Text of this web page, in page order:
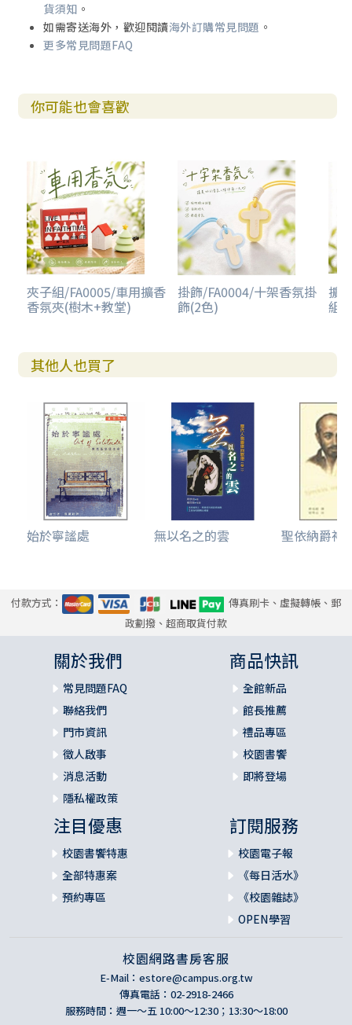
貨須知 。
如需寄送海外，歡迎閱讀海外訂購常見問題 。
更多常見問題FAQ
你可能也會喜歡
夾子組/FA0005/車用擴香
香氛夾(樹木+教堂)
掛飾/FA0004/十架香氛掛
飾(2色)
擴
組
其他人也買了
始於寧謐處 無以名之的雲 聖依納爵神
付款方式：
傳真刷卡、虛擬轉帳、郵
政劃撥、超商取貨付款
關於我們
常見問題FAQ
聯絡我們
門市資訊
徵人啟事
消息活動
隱私權政策
商品快訊
全館新品
館長推薦
禮品專區
校園書饗
即將登場
注目優惠
校園書饗特惠
全部特惠案
預約專區
訂閱服務
校園電子報
《每日活水》
《校園雜誌》
OPEN學習
校園網路書房客服
E-Mail： estore@campus.org.tw
傳真電話：02-2918-2466
服務時間：週一～五 10:00～12:30；13:30～18:00